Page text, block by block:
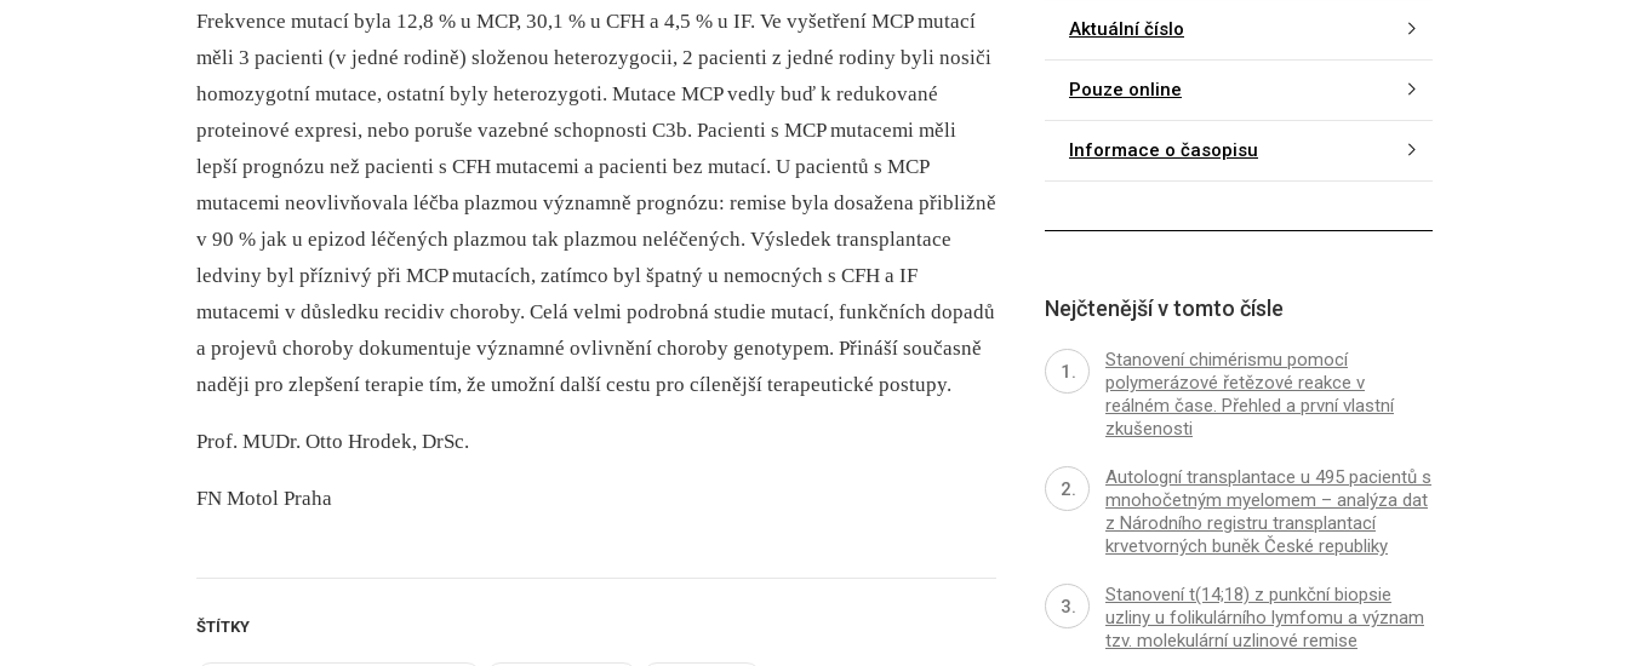
Frekvence mutací byla 12,8 % u MCP, 30,1 % u CFH a 4,5 % u IF. Ve vyšetření MCP mutací
měli 3 pacienti (v jedné rodině) složenou heterozygocii, 2 pacienti z jedné rodiny byli nosiči
homozygotní mutace, ostatní byly heterozygoti. Mutace MCP vedly buď k redukované
proteinové expresi, nebo poruše vazebné schopnosti C3b. Pacienti s MCP mutacemi měli
lepší prognózu než pacienti s CFH mutacemi a pacienti bez mutací. U pacientů s MCP
mutacemi neovlivňovala léčba plazmou významně prognózu: remise byla dosažena přibližně
v 90 % jak u epizod léčených plazmou tak plazmou neléčených. Výsledek transplantace
ledviny byl příznivý při MCP mutacích, zatímco byl špatný u nemocných s CFH a IF
mutacemi v důsledku recidiv choroby. Celá velmi podrobná studie mutací, funkčních dopadů
a projevů choroby dokumentuje významné ovlivnění choroby genotypem. Přináší současně
naději pro zlepšení terapie tím, že umožní další cestu pro cílenější terapeutické postupy.
Prof. MUDr. Otto Hrodek, DrSc.
FN Motol Praha
ŠTÍTKY
Aktuální číslo
Pouze online
Informace o časopisu
Nejčtenější v tomto čísle
Stanovení chimérismu pomocí
polymerázové řetězové reakce v
reálném čase. Přehled a první vlastní
zkušenosti
Autologní transplantace u 495 pacientů s
mnohočetným myelomem – analýza dat
z Národního registru transplantací
krvetvorných buněk České republiky
Stanovení t(14;18) z punkční biopsie
uzliny u folikulárního lymfomu a význam
tzv. molekulární uzlinové remise